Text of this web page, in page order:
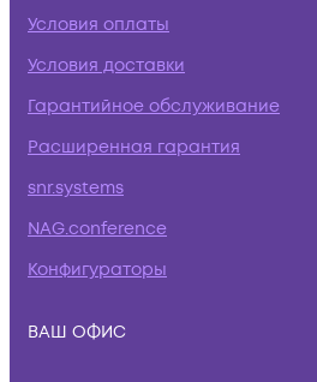
Условия оплаты
Условия доставки
Гарантийное обслуживание
Расширенная гарантия
snr.systems
NAG.conference
Конфигураторы
ВАШ ОФИС